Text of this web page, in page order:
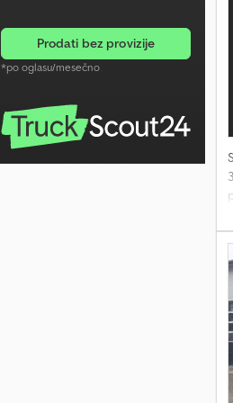
prodati bez provizije
*po oglasu/mesečno